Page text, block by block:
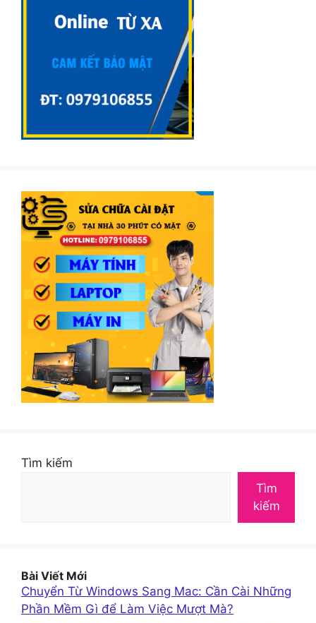
Tìm kiếm
Tìm
kiếm
Bài Viết Mới
Chuyển Từ Windows Sang Mac: Cần Cài Những
Phần Mềm Gì để Làm Việc Mượt Mà?